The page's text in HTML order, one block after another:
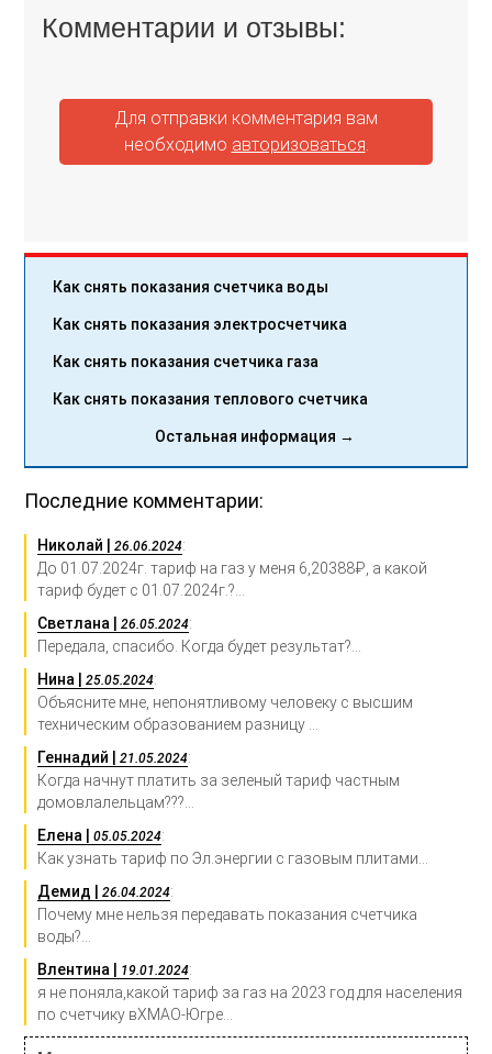
Комментарии и отзывы:
Для отправки комментария вам
необходимо авторизоваться
Как снять показания счетчика воды
Как снять показания электросчетчика
Как снять показания счетчика газа
Как снять показания теплового счетчика
Остальная информация →
Последние комментарии:
Николай |26.06.2024:
До 01.07.2024г. тариф на газ у меня 6,20388₽, а какой
тариф будет с 01.07.2024г.?...
Светлана |26.05.2024:
Передала, спасибо. Когда будет результат?...
Нина |25.05.2024:
Объясните мне, непонятливому человеку с высшим
техническим образованием разницу ...
Геннадий |21.05.2024:
Когда начнут платить за зеленый тариф частным
домовлалельцам???...
Елена |05.05.2024:
Как узнать тариф по Эл.энергии с газовым плитами...
Демид |26.04.2024:
Почему мне нельзя передавать показания счетчика
воды?...
Влентина | 19.01.2024:
я не поняла,какой тариф за газ на 2023 год для населения
по счетчику вХМАО-Югре...